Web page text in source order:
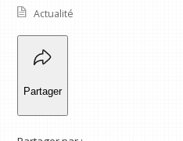
Actualité
Partager